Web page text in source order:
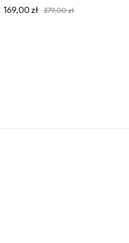
169,00zł 379,00zł